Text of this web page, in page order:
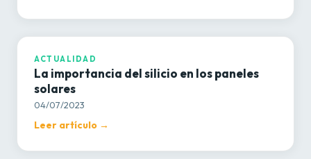
ACTUALIDAD
ACTUALIDAD
La importancia del silicio en los paneles
solares
04/07/2023
Leer artículo →
ACTUALIDAD